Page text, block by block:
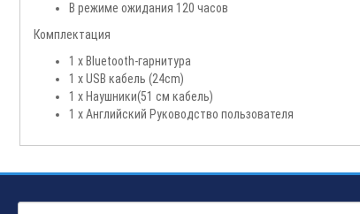
В режиме ожидания 120 часов
Комплектация
1 x Bluetooth-гарнитура
1 x USB кабель (24cm)
1 x Наушники(51 см кабель)
1 x Английский Руководство пользователя